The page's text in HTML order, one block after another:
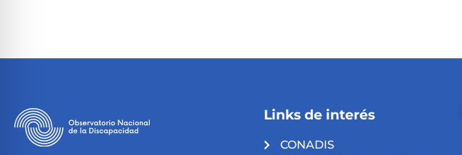
Links de interés
CONADIS